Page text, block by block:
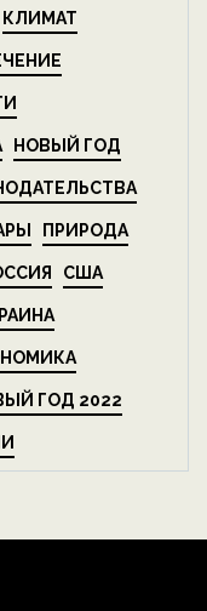
КЛИМАТ
НОВЫЙ ГОД
ПРИРОДА
США
ГОД 2022